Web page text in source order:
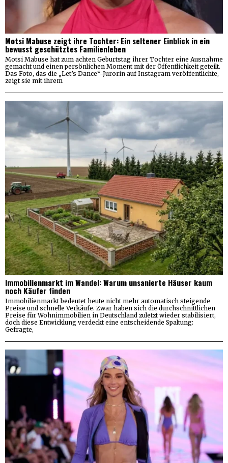
Motsi Mabuse zeigt ihre Tochter: Ein seltener Einblick in ein
bewusst geschütztes Familienleben
Motsi Mabuse hat zum achten Geburtstag ihrer Tochter eine Ausnahme
gemacht und einen persönlichen Moment mit der Öffentlichkeit geteilt.
Das Foto, das die „Let’s Dance“-Jurorin auf Instagram veröffentlichte,
zeigt sie mit ihrem
Immobilienmarkt im Wandel: Warum unsanierte Häuser kaum
noch Käufer finden
Immobilienmarkt bedeutet heute nicht mehr automatisch steigende
Preise und schnelle Verkäufe. Zwar haben sich die durchschnittlichen
Preise für Wohnimmobilien in Deutschland zuletzt wieder stabilisiert,
doch diese Entwicklung verdeckt eine entscheidende Spaltung:
Gefragte,